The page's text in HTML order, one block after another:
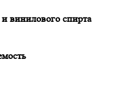
винилового спирта